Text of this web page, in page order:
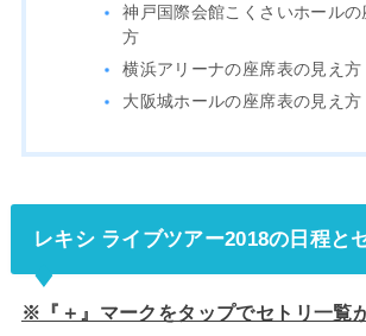
神戸国際会館こくさいホールの
方
横浜アリーナの座席表の見え方
大阪城ホールの座席表の見え方
レキシ ライブツアー2018の日程と
※『＋』マークをタップでセトリ一覧